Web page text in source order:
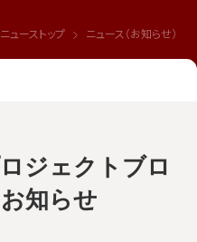
ニューストップ ニュース（お知らせ）
ジェクトブロ
知らせ